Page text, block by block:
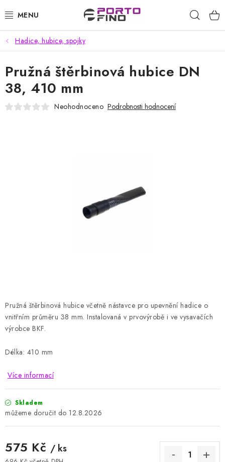
na
CHEMIE A PÉČE O VOZIDLA
PŘÍSLUŠENSTVÍ A ND K AUTOMYČKÁM
VYSOKOTLAKÉ A ČISTÍCÍ STROJE
CHEMIE - BEZKONTAKTNÍ MYČKY
Hadice, hubice, spojky
Pružná štěrbinová hubice včetně nástavce pro upevnění hadice o
vnitřním průměru 38 mm. Instalovaná v prvovýrobě i ve vysavačích
výrobce BKF.
Délka: 410 mm
Více informací
Skladem
12.8.2026
575 Kč / ks
Pružná štěrbinová hubice DN
38, 410 mm
Neohodnoceno Podrobnosti hodnocení